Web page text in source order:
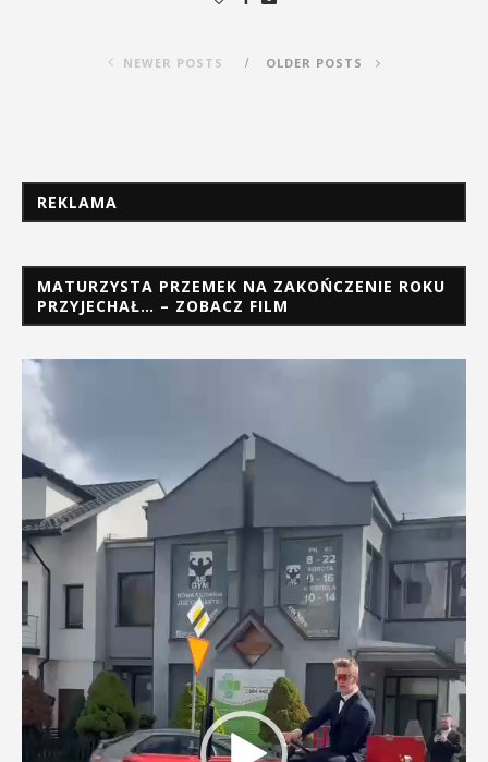
NEWER POSTS OLDER POSTS
REKLAMA
MATURZYSTA PRZEMEK NA ZAKOŃCZENIE ROKU
PRZYJECHAŁ… – ZOBACZ FILM
Odtwarzacz